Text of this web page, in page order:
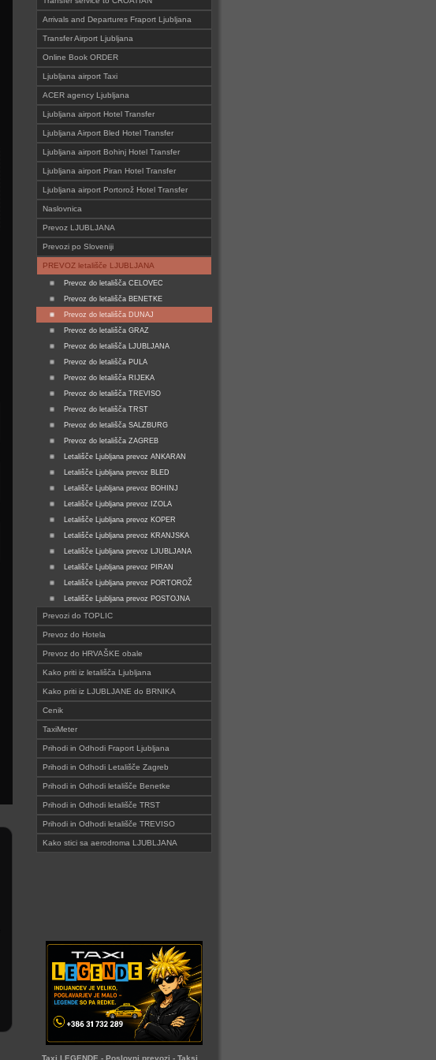
Arrivals and Departures Fraport Ljubljana
Transfer Airport Ljubljana
Online Book ORDER
Ljubljana airport Taxi
ACER agency Ljubljana
Ljubljana airport Hotel Transfer
Ljubljana Airport Bled Hotel Transfer
Ljubljana airport Bohinj Hotel Transfer
Ljubljana airport Piran Hotel Transfer
Ljubljana airport Portorož Hotel Transfer
Naslovnica
Prevoz LJUBLJANA
Prevozi po Sloveniji
PREVOZ letališče LJUBLJANA
Prevoz do letališča CELOVEC
Prevoz do letališča BENETKE
Prevoz do letališča DUNAJ
Prevoz do letališča GRAZ
Prevoz do letališča LJUBLJANA
Prevoz do letališča PULA
Prevoz do letališča RIJEKA
Prevoz do letališča TREVISO
Prevoz do letališča TRST
Prevoz do letališča SALZBURG
Prevoz do letališča ZAGREB
Letališče Ljubljana prevoz ANKARAN
Letališče Ljubljana prevoz BLED
Letališče Ljubljana prevoz BOHINJ
Letališče Ljubljana prevoz IZOLA
Letališče Ljubljana prevoz KOPER
Letališče Ljubljana prevoz KRANJSKA
Letališče Ljubljana prevoz LJUBLJANA
Letališče Ljubljana prevoz PIRAN
Letališče Ljubljana prevoz PORTOROŽ
Letališče Ljubljana prevoz POSTOJNA
Prevozi do TOPLIC
Prevoz do Hotela
Prevoz do HRVAŠKE obale
Kako priti iz letališča Ljubljana
Kako priti iz LJUBLJANE do BRNIKA
Cenik
TaxiMeter
Prihodi in Odhodi Fraport Ljubljana
Prihodi in Odhodi Letališče Zagreb
Prihodi in Odhodi letališče Benetke
Prihodi in Odhodi letališče TRST
Prihodi in Odhodi letališče TREVISO
Kako stici sa aerodroma LJUBLJANA
Taxi LEGENDE - Poslovni prevozi - Taksi